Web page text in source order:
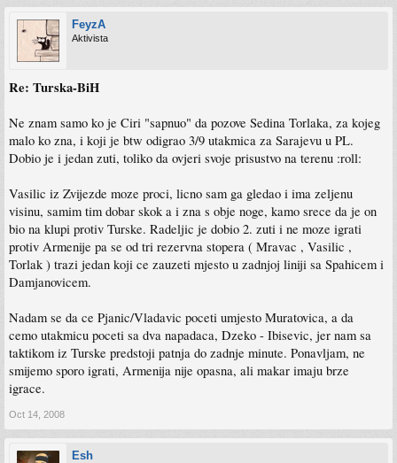
FeyzA
Aktivista
Re: Turska-BiH
Ne znam samo ko je Ciri "sapnuo" da pozove Sedina Torlaka, za kojeg
malo ko zna, i koji je btw odigrao 3/9 utakmica za Sarajevu u PL.
Dobio je i jedan zuti, toliko da ovjeri svoje prisustvo na terenu :roll:
Vasilic iz Zvijezde moze proci, licno sam ga gledao i ima zeljenu
visinu, samim tim dobar skok a i zna s obje noge, kamo srece da je on
bio na klupi protiv Turske. Radeljic je dobio 2. zuti i ne moze igrati
protiv Armenije pa se od tri rezervna stopera ( Mravac , Vasilic ,
Torlak ) trazi jedan koji ce zauzeti mjesto u zadnjoj liniji sa Spahicem i
Damjanovicem.
Nadam se da ce Pjanic/Vladavic poceti umjesto Muratovica, a da
cemo utakmicu poceti sa dva napadaca, Dzeko - Ibisevic, jer nam sa
taktikom iz Turske predstoji patnja do zadnje minute. Ponavljam, ne
smijemo sporo igrati, Armenija nije opasna, ali makar imaju brze
igrace.
Oct 14, 2008
Esh